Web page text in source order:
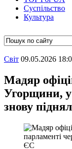
Суспiльство
Культура
Свiт 09.05.2026
Мадяр
Угорщини, у
знову